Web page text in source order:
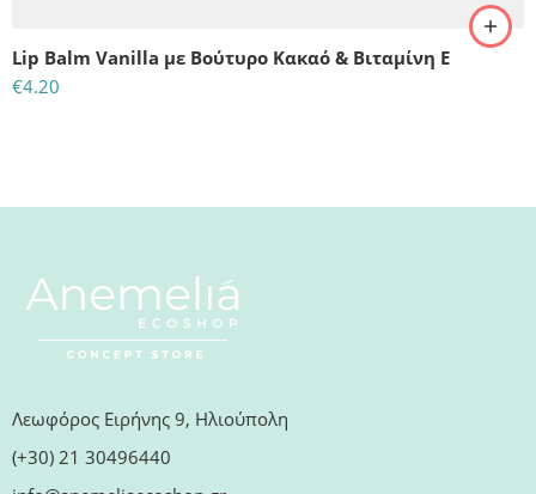
Lip Balm Vanilla με Βούτυρο Κακαό & Βιταμίνη Ε
€4.20
Λεωφόρος Ειρήνης 9, Ηλιούπολη
(+30) 21 30496440